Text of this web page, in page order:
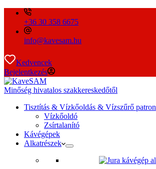
+36 30 358 6675
info@kavesam.hu
Kedvencek
Bejelentkezés
Minőség hivatalos szakkereskedőtől
Tisztítás & Vízkőoldás & Vízszűrő patron
Vízkőoldó
Zsírtalanító
Kávégépek
Alkatrészek